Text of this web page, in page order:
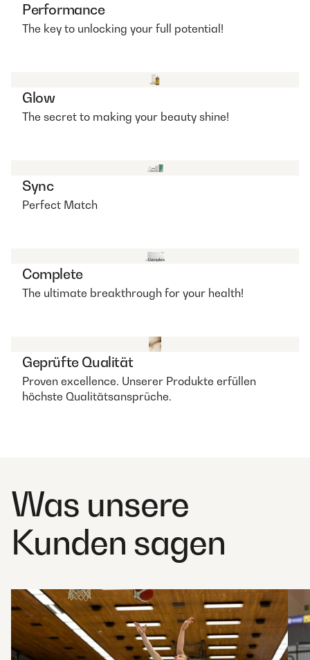
Performance
The key to unlocking your full potential!
Glow
The secret to making your beauty shine!
Sync
Perfect Match
Complete
The ultimate breakthrough for your health!
Geprüfte Qualität
Proven excellence. Unserer Produkte erfüllen
höchste Qualitätsansprüche.
Was unsere
Kunden sagen